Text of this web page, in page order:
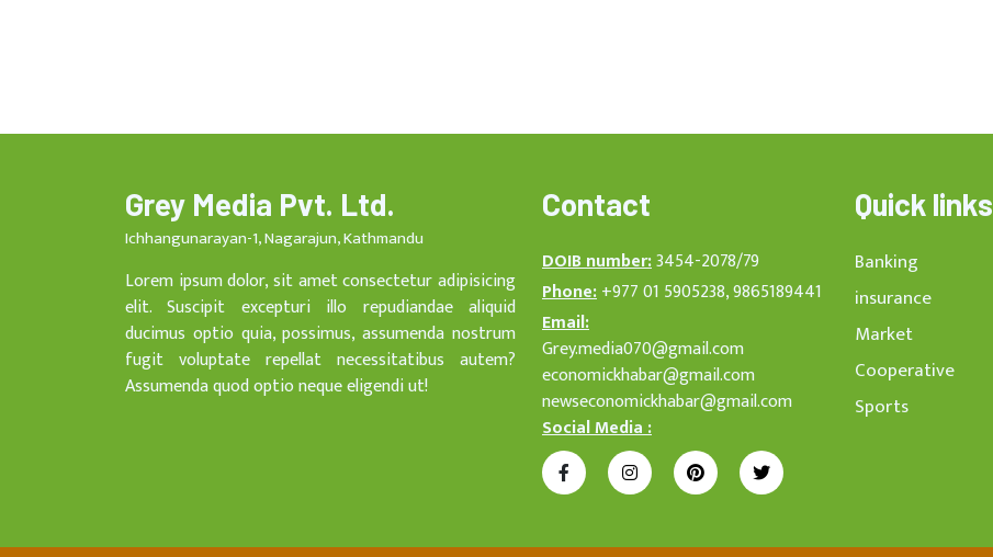
Grey Media Pvt. Ltd.
Ichhangunarayan-1, Nagarajun, Kathmandu
Lorem ipsum dolor, sit amet consectetur adipisicing
elit. Suscipit excepturi illo repudiandae aliquid
ducimus optio quia, possimus, assumenda nostrum
fugit voluptate repellat necessitatibus autem?
Assumenda quod optio neque eligendi ut!
Contact
DOIB number:3454-2078/79
Phone:+977 01 5905238, 9865189441
Email:
Grey.media070@gmail.com
economickhabar@gmail.com
newseconomickhabar@gmail.com
Social Media :
Quick links
Banking
insurance
Market
Cooperative
Sports